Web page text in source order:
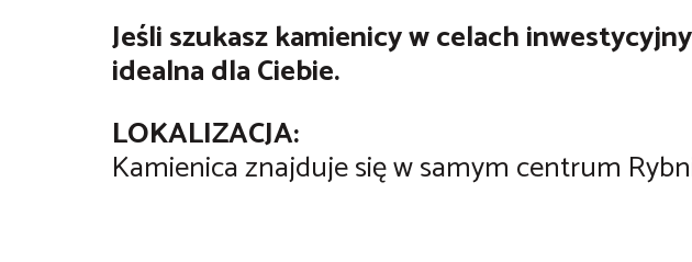
Jeśli szukasz kamienicy w celach
idealna dla Ciebie.
LOKALIZACJA:
Kamienica znajduje się w samym centrum